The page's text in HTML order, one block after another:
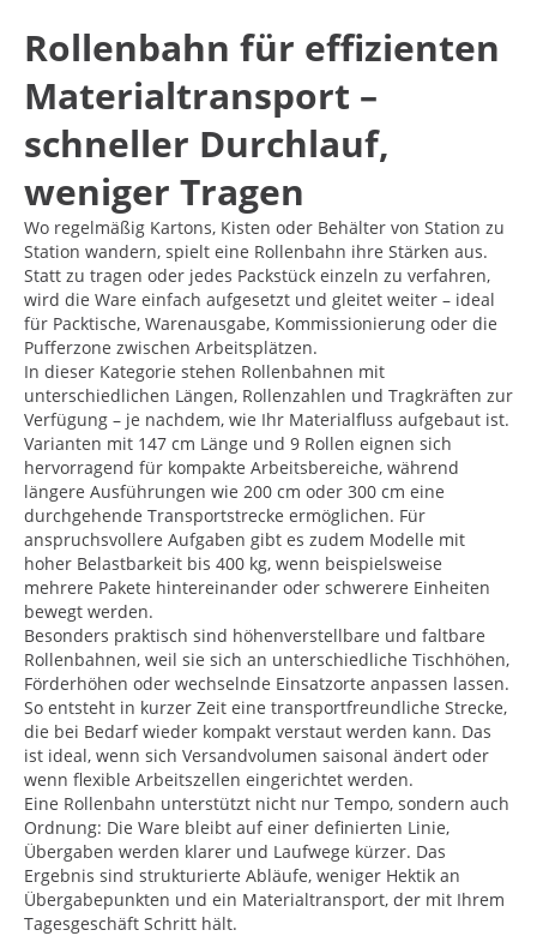
Rollenbahn für effizienten
Materialtransport –
schneller Durchlauf,
weniger Tragen
Wo regelmäßig Kartons, Kisten oder Behälter von Station zu
Station wandern, spielt eine Rollenbahn ihre Stärken aus.
Statt zu tragen oder jedes Packstück einzeln zu verfahren,
wird die Ware einfach aufgesetzt und gleitet weiter – ideal
für Packtische, Warenausgabe, Kommissionierung oder die
Pufferzone zwischen Arbeitsplätzen.
In dieser Kategorie stehen Rollenbahnen mit
unterschiedlichen Längen, Rollenzahlen und Tragkräften zur
Verfügung – je nachdem, wie Ihr Materialfluss aufgebaut ist.
Varianten mit 147 cm Länge und 9 Rollen eignen sich
hervorragend für kompakte Arbeitsbereiche, während
längere Ausführungen wie 200 cm oder 300 cm eine
durchgehende Transportstrecke ermöglichen. Für
anspruchsvollere Aufgaben gibt es zudem Modelle mit
hoher Belastbarkeit bis 400 kg, wenn beispielsweise
mehrere Pakete hintereinander oder schwerere Einheiten
bewegt werden.
Besonders praktisch sind höhenverstellbare und faltbare
Rollenbahnen, weil sie sich an unterschiedliche Tischhöhen,
Förderhöhen oder wechselnde Einsatzorte anpassen lassen.
So entsteht in kurzer Zeit eine transportfreundliche Strecke,
die bei Bedarf wieder kompakt verstaut werden kann. Das
ist ideal, wenn sich Versandvolumen saisonal ändert oder
wenn flexible Arbeitszellen eingerichtet werden.
Eine Rollenbahn unterstützt nicht nur Tempo, sondern auch
Ordnung: Die Ware bleibt auf einer definierten Linie,
Übergaben werden klarer und Laufwege kürzer. Das
Ergebnis sind strukturierte Abläufe, weniger Hektik an
Übergabepunkten und ein Materialtransport, der mit Ihrem
Tagesgeschäft Schritt hält.